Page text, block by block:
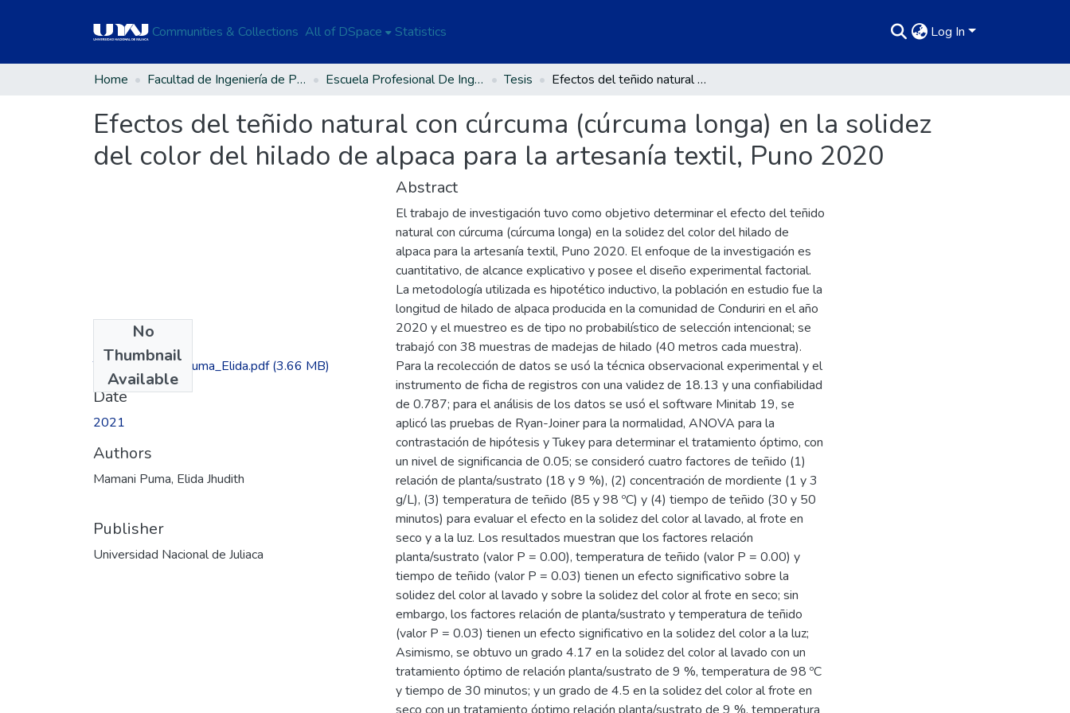
Communities & Collections All of DSpace Statistics Log In
Home Facultad de Ingeniería de Procesos Industriales Escuela Profesional De Ingeniería Textil Y De Confecciones Tesis Efectos del teñido natural con cúrcuma (cúrcuma longa) en la solidez del color del hilado de alpaca para la artesanía textil, Puno 2020
Efectos del teñido natural con cúrcuma (cúrcuma longa) en la solidez
del color del hilado de alpaca para la artesanía textil, Puno 2020
No
Thumbnail
Available
TESIS_Mamani_Puma_Elida.pdf(3.66 MB)
Date
2021
Authors
Mamani Puma, Elida Jhudith
Publisher
Universidad Nacional de Juliaca
Abstract
El trabajo de investigación tuvo como objetivo determinar el efecto del teñido
natural con cúrcuma (cúrcuma longa) en la solidez del color del hilado de
alpaca para la artesanía textil, Puno 2020. El enfoque de la investigación es
cuantitativo, de alcance explicativo y posee el diseño experimental factorial.
La metodología utilizada es hipotético inductivo, la población en estudio fue la
longitud de hilado de alpaca producida en la comunidad de Conduriri en el año
2020 y el muestreo es de tipo no probabilístico de selección intencional; se
trabajó con 38 muestras de madejas de hilado (40 metros cada muestra).
Para la recolección de datos se usó la técnica observacional experimental y el
instrumento de ficha de registros con una validez de 18.13 y una confiabilidad
de 0.787; para el análisis de los datos se usó el software Minitab 19, se
aplicó las pruebas de Ryan-Joiner para la normalidad, ANOVA para la
contrastación de hipótesis y Tukey para determinar el tratamiento óptimo, con
un nivel de significancia de 0.05; se consideró cuatro factores de teñido (1)
relación de planta/sustrato (18 y 9 %), (2) concentración de mordiente (1 y 3
g/L), (3) temperatura de teñido (85 y 98 ºC) y (4) tiempo de teñido (30 y 50
minutos) para evaluar el efecto en la solidez del color al lavado, al frote en
seco y a la luz. Los resultados muestran que los factores relación
planta/sustrato (valor P = 0.00), temperatura de teñido (valor P = 0.00) y
tiempo de teñido (valor P = 0.03) tienen un efecto significativo sobre la
solidez del color al lavado y sobre la solidez del color al frote en seco; sin
embargo, los factores relación de planta/sustrato y temperatura de teñido
(valor P = 0.03) tienen un efecto significativo en la solidez del color a la luz;
Asimismo, se obtuvo un grado 4.17 en la solidez del color al lavado con un
tratamiento óptimo de relación planta/sustrato de 9 %, temperatura de 98 ºC
y tiempo de 30 minutos; y un grado de 4.5 en la solidez del color al frote en